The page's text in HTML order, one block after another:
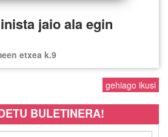
jaio ala egin
etxea k.9
gehiago ikusi
BULETINERA!